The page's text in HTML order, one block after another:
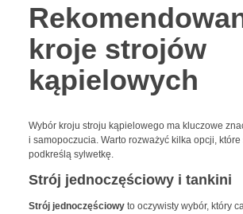
kroje strojów
kąpielowych
Wybór kroju stroju kąpielowego ma kluczowe
i samopoczucia. Warto rozważyć kilka opcji, które
podkreślą sylwetkę.
Strój jednoczęściowy i tankini
Strój jednoczęściowyto oczywisty wybór, który